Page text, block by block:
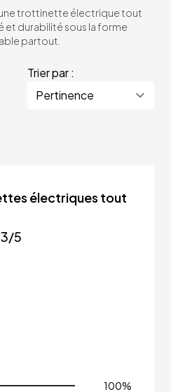
trottinette électrique tout
et durabilité sous la forme
partout.
Trier par :
électriques tout
/5
100%